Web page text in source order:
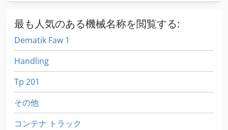
最も人気のある機械名称を閲覧する:
Dematik Faw 1
Handling
Tp 201
その他
コンテナ トラック